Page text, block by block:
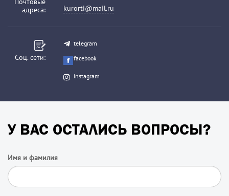
адреса:
kurorti@mail.ru
Соц. сети:
telegram
facebook
instagram
У ВАС ОСТАЛИСЬ ВОПРОСЫ?
Имя и фамилия